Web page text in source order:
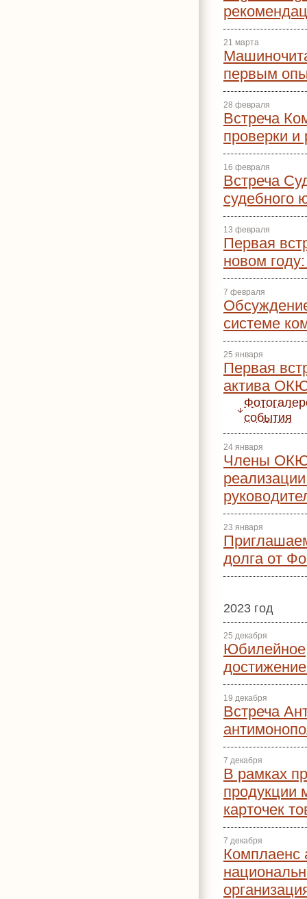
21 марта
первым
28 февраля
Встреча
проверки и
16 февраля
Встреча
судебного
13 февраля
Первая
новом
7 февраля
системе
25 января
Первая
актива
события
24 января
Члены
23 января
долга от
2023 год
25 декабря
Юбилейное
19 декабря
Встреча
7 декабря
В рамках
продукции
карточек
7 декабря
Комплаенс